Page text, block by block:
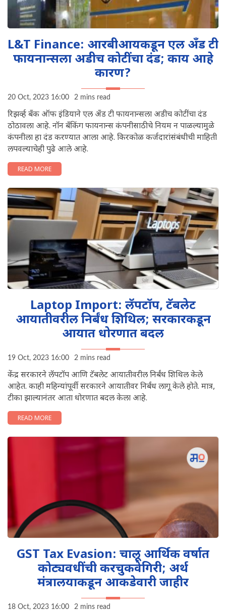
L&T Finance: आरबीआयकडून एल अँड टी
फायनान्सला अडीच कोटींचा दंड; काय आहे
कारण?
20 Oct, 2023 16:00 2 mins read
रिझर्व्ह बँक ऑफ इंडियाने एल अँड टी फायनान्सला अडीच कोटींचा दंड
ठोठावला आहे. नॉन बँकिंग फायनान्स कंपनीसाठीचे नियम न पाळल्यामुळे
कंपनीला हा दंड करण्यात आला आहे. किरकोळ कर्जदारांसंबंधीची माहिती
लपवल्याचेही पुढे आले आहे.
READ MORE
Laptop Import: लॅपटॉप, टॅबलेट
आयातीवरील निर्बंध शिथिल; सरकारकडून
आयात धोरणात बदल
19 Oct, 2023 16:00 2 mins read
केंद्र सरकारने लॅपटॉप आणि टॅबलेट आयातीवरील निर्बंध शिथिल केले
आहेत. काही महिन्यांपूर्वी सरकारने आयातीवर निर्बंध लागू केले होते. मात्र,
टीका झाल्यानंतर आता धोरणात बदल केला आहे.
READ MORE
GST Tax Evasion: चालू आर्थिक वर्षात
कोट्यवधींची करचुकवेगिरी; अर्थ
मंत्रालयाकडून आकडेवारी जाहीर
18 Oct, 2023 16:00 2 mins read